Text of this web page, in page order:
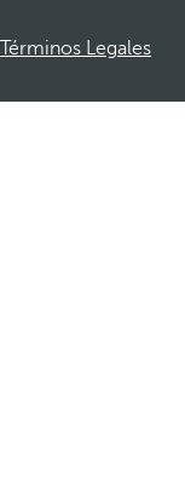
Términos Legales